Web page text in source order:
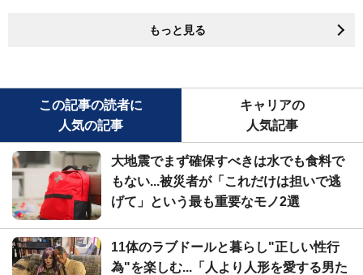
もっと見る
この記事の読者に
人気の記事
キャリアの
人気記事
大地震でまず確保すべきは水でも食料で
もない...被災者が「これだけは担いで逃
げて」という最も重要なモノ2選
11体のラブドールと暮らし"正しい性行
為"を楽しむ...「人より人形を愛する男た